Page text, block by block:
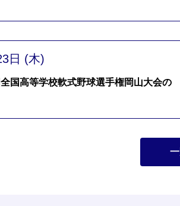
日 (木)
全国高等学校軟式野球選手権岡山大会の